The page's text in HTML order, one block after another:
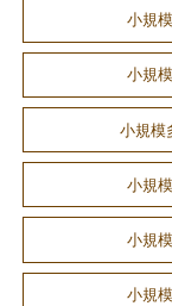
小規
小規
小規模
小規
小規
小規